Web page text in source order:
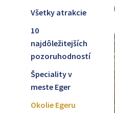
Všetky atrakcie
10
najdôležitejších
pozoruhodností
Špeciality v
meste Eger
Okolie Egeru